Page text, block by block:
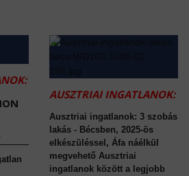
AUSZTRIAI INGATLANOK:
Ausztriai ingatlanok: 3 szobás
lakás - Bécsben, 2025-ös
elkészüléssel, Áfa náélkül
megvehető Ausztriai
ingatlanok között a legjobb